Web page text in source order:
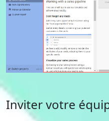
Inviter votre